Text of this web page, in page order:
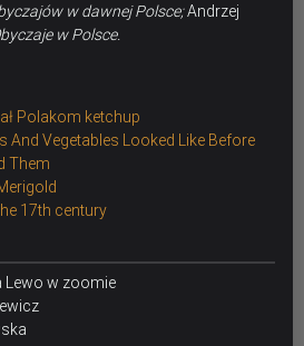
w dawnej Polsce;Andrzej
w Polsce.
Polakom ketchup
And Vegetables Looked Like Before
Them
17th century
Lewo w zoomie